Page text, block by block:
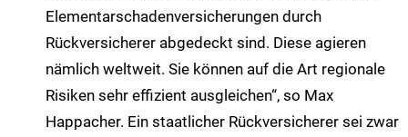
Elementarschadenversicherungen durch
Rückversicherer abgedeckt sind. Diese agieren
nämlich weltweit. Sie können auf die Art regionale
Risiken sehr effizient ausgleichen“, so Max
Happacher. Ein staatlicher Rückversicherer sei zwar